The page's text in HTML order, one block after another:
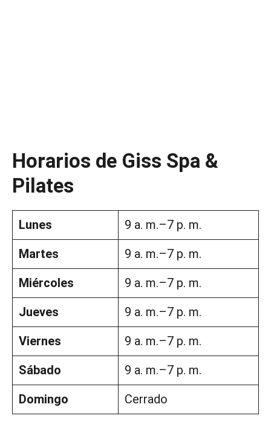
Horarios de Giss Spa &
Pilates
Lunes
9 a. m.–7 p. m.
Martes
9 a. m.–7 p. m.
Miércoles
9 a. m.–7 p. m.
Jueves
9 a. m.–7 p. m.
Viernes
9 a. m.–7 p. m.
Sábado
9 a. m.–7 p. m.
Domingo
Cerrado